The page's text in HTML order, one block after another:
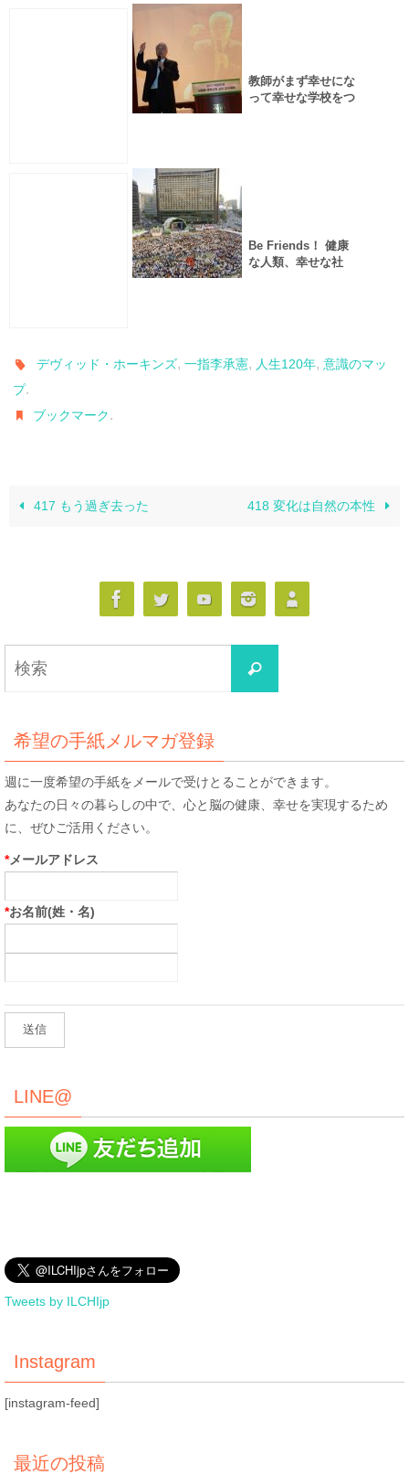
教師がまず幸せにな
って幸せな学校をつ
Be Friends！ 健康
な人類、幸せな社
デヴィッド・ホーキンズ,一指李承憲, 人生120年,意識のマッ
プ.
ブックマーク.
417 もう過ぎ去った 418 変化は自然の本性
検
索
希望の手紙メルマガ登録
週に一度希望の手紙をメールで受けとることができます。
あなたの日々の暮らしの中で、心と脳の健康、幸せを実現するため
に、ぜひご活用ください。
*メールアドレス
*お名前(姓・名)
LINE@
Tweets by ILCHIjp
Instagram
[instagram-feed]
最近の投稿